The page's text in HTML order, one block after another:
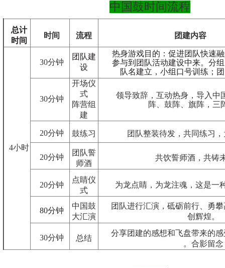
中国鼓时间流程
总计
时间
时间 流程 团建内容
4小时
30分钟
团队建
设
热身游戏目的：促进团队快速
参与到团队活动建设中来。分
队名建立，小组口号训练；
30分钟
开场仪
式
阵营组
建
领导致辞，互动热身，导入中
阵、鼓阵、旗阵，三
20分钟 鼓练习 团队整装待发，共同练习
20分钟
团队誓
师酒
共饮誓师酒，共铸
20分钟
点睛仪
式
为龙点睛，为龙注魂，这是一
80分钟
中国鼓
大汇演
团队进行汇演，砥砺前行、勇
创辉煌。
30分钟 总结
分享团建的感想和飞盘带来的
。合影留念